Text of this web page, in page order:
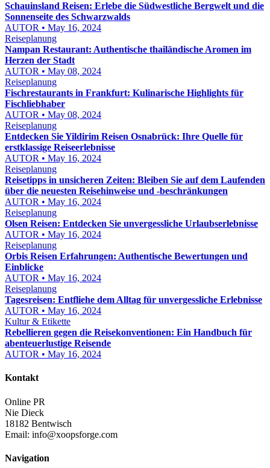
Schauinsland Reisen: Erlebe die Südwestliche Bergwelt und die
Sonnenseite des Schwarzwalds
AUTOR • May 16, 2024
Reiseplanung
Nampan Restaurant: Authentische thailändische Aromen im
Herzen der Stadt
AUTOR • May 08, 2024
Reiseplanung
Fischrestaurants in Frankfurt: Kulinarische Highlights für
Fischliebhaber
AUTOR • May 08, 2024
Reiseplanung
Entdecken Sie Yildirim Reisen Osnabrück: Ihre Quelle für
erstklassige Reiseerlebnisse
AUTOR • May 16, 2024
Reiseplanung
Reisetipps in unsicheren Zeiten: Bleiben Sie auf dem Laufenden
über die neuesten Reisehinweise und -beschränkungen
AUTOR • May 16, 2024
Reiseplanung
Olsen Reisen: Entdecken Sie unvergessliche Urlaubserlebnisse
AUTOR • May 16, 2024
Reiseplanung
Orbis Reisen Erfahrungen: Authentische Bewertungen und
Einblicke
AUTOR • May 16, 2024
Reiseplanung
Tagesreisen: Entfliehe dem Alltag für unvergessliche Erlebnisse
AUTOR • May 16, 2024
Kultur & Etikette
Rebellieren gegen die Reisekonventionen: Ein Handbuch für
abenteuerlustige Reisende
AUTOR • May 16, 2024
Kontakt
Online PR
Nie Dieck
18182 Bentwisch
Email: info@xoopsforge.com
Navigation